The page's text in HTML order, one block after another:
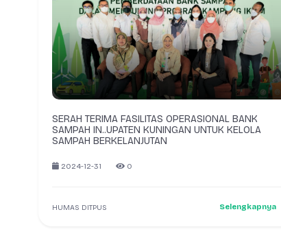
SERAH TERIMA FASILITAS OPERASIONAL BANK
SAMPAH IN..UPATEN KUNINGAN UNTUK KELOLA
SAMPAH BERKELANJUTAN
2024-12-31 0
HUMAS DITPUS Selengkapnya